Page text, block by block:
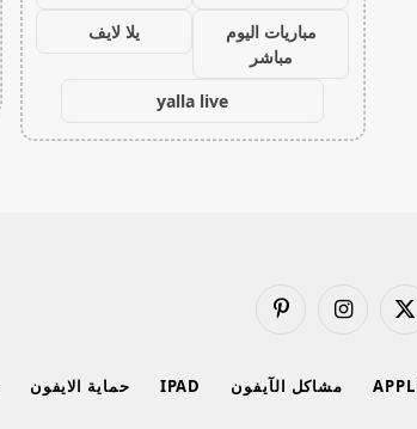
مباريات اليوم
مباشر
يلا لايف
yalla live
X
الانستغرامبينتيريست
مشاكل الآيفون IPAD حماية الايفون